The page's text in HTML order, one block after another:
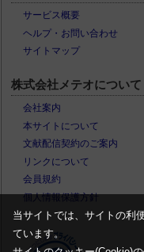
サービス概要
ヘルプ・お問い合わせ
サイトマップ
株式会社メテオについて
会社案内
本サイトについて
文献配信契約のご案内
リンクについて
会員規約
個人情報保護方針
当サイトでは、サイトの利
ています。